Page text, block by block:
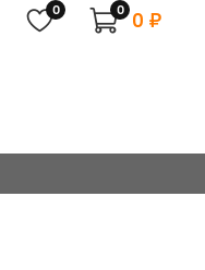
0 0 0 ₽